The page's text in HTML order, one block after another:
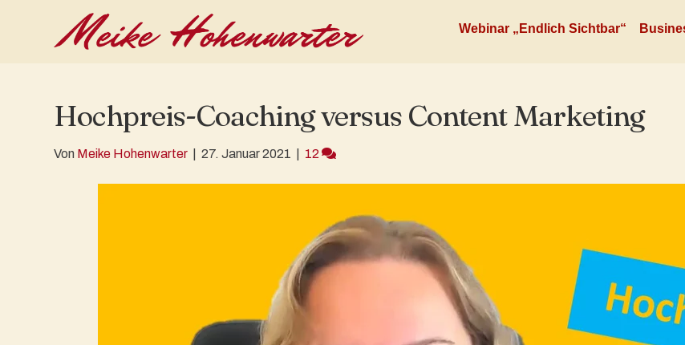
Webinar „Endlich Sichtbar“
Hochpreis-Coaching versus Content Marketing
Von Meike Hohenwarter 27. Januar 2021 12